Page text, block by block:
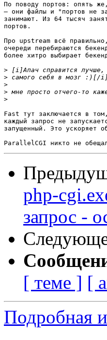
По поводу портов: опять
— они файлы и "портов не
занимают. Из 64 тысяч
портов.
Про upstream всё
очереди перебираются
более хитро выбирает
>
>
>
>
>
Fast тут заключается в
каждый запрос не
запущенный. Это ускоряет
php-
запрос -
[ теме ] [
Подробная